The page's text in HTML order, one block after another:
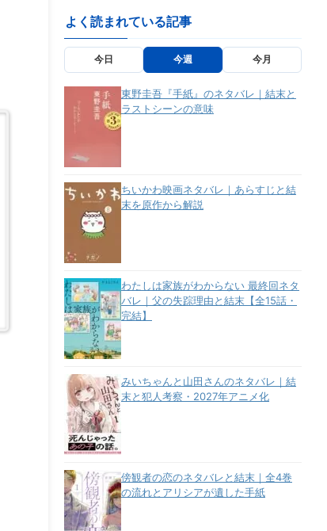
よく読まれている記事
今日 今週 今月
東野圭吾『手紙』のネタバレ｜結末と
ラストシーンの意味
ちいかわ映画ネタバレ｜あらすじと結
末を原作から解説
わたしは家族がわからない 最終回ネタ
バレ｜父の失踪理由と結末【全15話・
完結】
みいちゃんと山田さんのネタバレ｜結
末と犯人考察・2027年アニメ化
傍観者の恋のネタバレと結末｜全4巻
の流れとアリシアが遺した手紙